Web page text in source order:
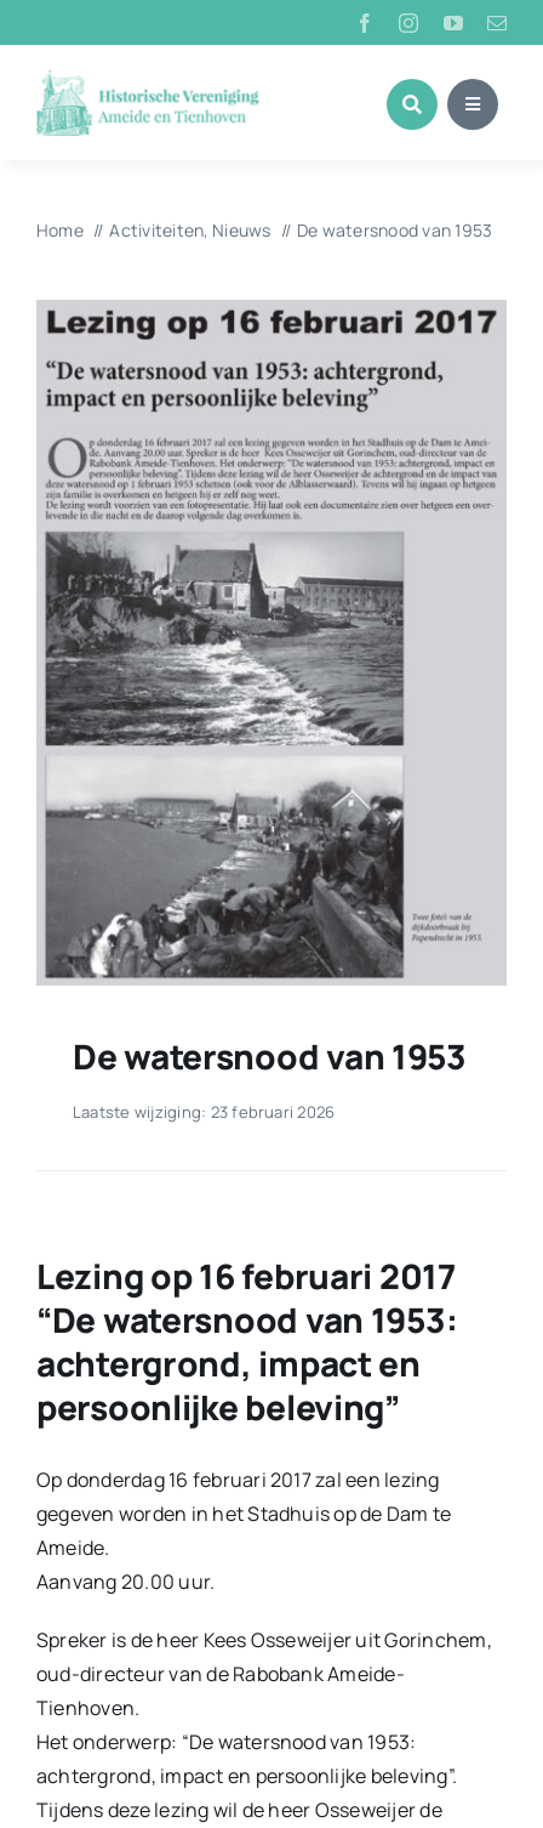
naar
inhoud
Home Activiteiten Nieuws De watersnood van 1953
De watersnood van 1953
Laatste wijziging: 23 februari 2026
Lezing op 16 februari 2017
“De watersnood van 1953:
achtergrond, impact en
persoonlijke beleving”
Op donderdag 16 februari 2017 zal een lezing
gegeven worden in het Stadhuis op de Dam te
Ameide.
Aanvang 20.00 uur.
Spreker is de heer Kees Osseweijer uit Gorinchem,
oud-directeur van de Rabobank Ameide-
Tienhoven.
Het onderwerp: “De watersnood van 1953:
achtergrond, impact en persoonlijke beleving”.
Tijdens deze lezing wil de heer Osseweijer de